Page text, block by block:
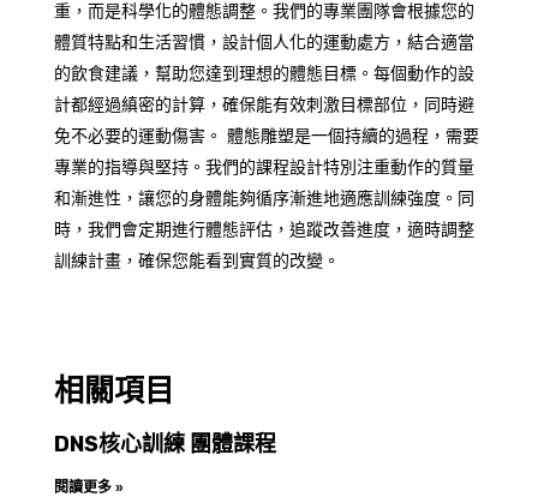
重，而是科學化的體態調整。我們的專業團隊會根據您的
體質特點和生活習慣，設計個人化的運動處方，結合適當
的飲食建議，幫助您達到理想的體態目標。每個動作的設
計都經過縝密的計算，確保能有效刺激目標部位，同時避
免不必要的運動傷害。 體態雕塑是一個持續的過程，需要
專業的指導與堅持。我們的課程設計特別注重動作的質量
和漸進性，讓您的身體能夠循序漸進地適應訓練強度。同
時，我們會定期進行體態評估，追蹤改善進度，適時調整
訓練計畫，確保您能看到實質的改變。
相關項目
DNS核心訓練 團體課程
閱讀更多 »